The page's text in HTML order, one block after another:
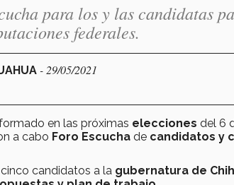
para los y las candidatas
federales.
- 29/05/2021
en las próximas elecciones del 6
a cabo Foro Escucha de candidatos y
candidatos a la gubernatura de